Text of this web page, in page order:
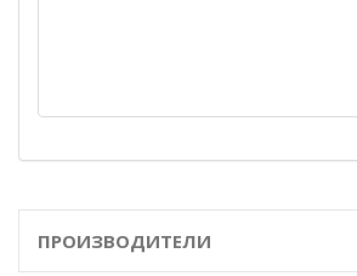
ПРОИЗВОДИТЕЛИ